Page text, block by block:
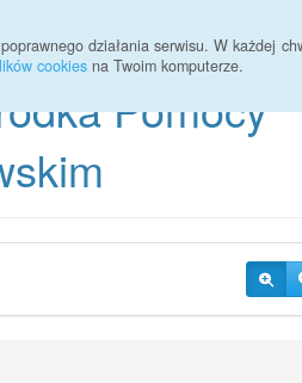
działania serwisu. W każdej
cookies na Twoim komputerze.
Pomocy